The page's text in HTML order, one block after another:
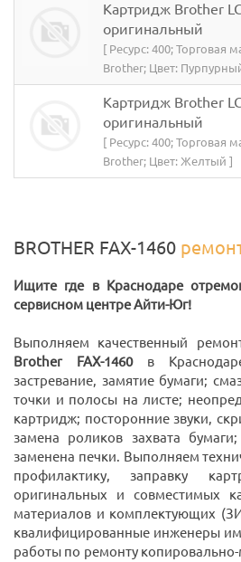
Картридж Brother
оригинальный
[ Ресурс: 400; Торговая
Brother; Цвет:
Картридж Brother
оригинальный
[ Ресурс: 400; Торговая
Brother; Цвет: Желтый ]
BROTHER FAX-1460
Ищите где в Краснодаре
сервисном центре Айти-Юг!
Выполняем качественный
Brother FAX-1460в
застревание, замятие бумаги;
точки и полосы на листе;
картридж; посторонние звуки,
замена роликов захвата
заменена печки. Выполняем
профилактику, заправку
оригинальных и совместимых
материалов и комплектующих
квалифицированные инженеры
работы по ремонту